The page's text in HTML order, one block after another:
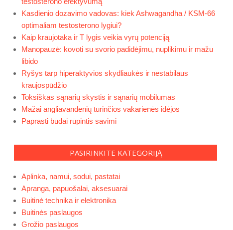
Kasdienio dozavimo vadovas: kiek Ashwagandha / KSM-66
optimaliam testosterono lygiui?
Kaip kraujotaka ir T lygis veikia vyrų potenciją
Manopauzė: kovoti su svorio padidėjimu, nuplikimu ir mažu
libido
Ryšys tarp hiperaktyvios skydliaukės ir nestabilaus
kraujospūdžio
Toksiškas sąnarių skystis ir sąnarių mobilumas
Mažai angliavandenių turinčios vakarienės idėjos
Paprasti būdai rūpintis savimi
PASIRINKITE KATEGORIJĄ
Aplinka, namui, sodui, pastatai
Apranga, papuošalai, aksesuarai
Buitinė technika ir elektronika
Buitinės paslaugos
Grožio paslaugos